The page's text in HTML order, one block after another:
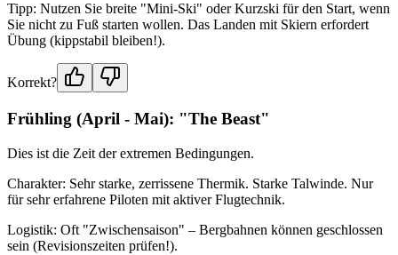
Tipp: Nutzen Sie breite "Mini-Ski" oder Kurzski für den Start, wenn
Sie nicht zu Fuß starten wollen. Das Landen mit Skiern erfordert
Übung (kippstabil bleiben!).
Korrekt?
Frühling (April - Mai): "The Beast"
Dies ist die Zeit der extremen Bedingungen.
Charakter: Sehr starke, zerrissene Thermik. Starke Talwinde. Nur
für sehr erfahrene Piloten mit aktiver Flugtechnik.
Logistik: Oft "Zwischensaison" – Bergbahnen können geschlossen
sein (Revisionszeiten prüfen!).